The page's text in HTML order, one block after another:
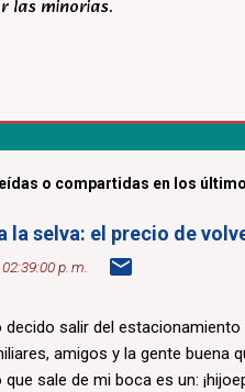
las minorias.
o compartidas en los
selva: el precio de
p. m.
decido salir del
amigos y la gente buena
sale de mi boca es un: